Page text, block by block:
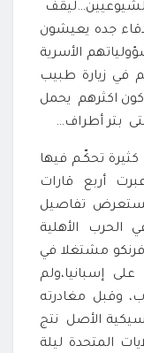
جده يعيشون
الأسرية
في زيارة طبيب
كون اكثرهم يحمل
بتر أطراف…
تحكّـم فيها
أربع قارات
يستعرض تفاصيل
الحرب الأهلية
فرنكو مشتغلا في
إسبانيا،ولم
وقبل مغادرته
الأصل نتج
المتحدة ليلة